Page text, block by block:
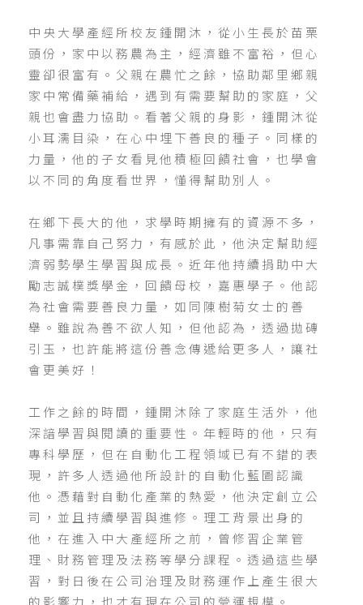
中央大學產經所校友鍾開沐，從小生長於苗栗
頭份，家中以務農為主，經濟雖不富裕，但心
靈卻很富有。父親在農忙之餘，協助鄰里鄉親
家中常備藥補給，遇到有需要幫助的家庭，父
親也會盡力協助。看著父親的身影，鍾開沐從
小耳濡目染，在心中埋下善良的種子。同樣的
力量，他的子女看見他積極回饋社會，也學會
以不同的角度看世界，懂得幫助別人。
在鄉下長大的他，求學時期擁有的資源不多，
凡事需靠自己努力，有感於此，他決定幫助經
濟弱勢學生學習與成長。近年他持續捐助中大
勵志誠樸獎學金，回饋母校，嘉惠學子。他認
為社會需要善良力量，如同陳樹菊女士的善
舉。雖說為善不欲人知，但他認為，透過拋磚
引玉，也許能將這份善念傳遞給更多人，讓社
會更美好！
工作之餘的時間，鍾開沐除了家庭生活外，他
深諳學習與閱讀的重要性。年輕時的他，只有
專科學歷，但在自動化工程領域已有不錯的表
現，許多人透過他所設計的自動化藍圖認識
他。憑藉對自動化產業的熱愛，他決定創立公
司，並且持續學習與進修。理工背景出身的
他，在進入中大產經所之前，曾修習企業管
理、財務管理及法務等學分課程。透過這些學
習，對日後在公司治理及財務運作上產生很大